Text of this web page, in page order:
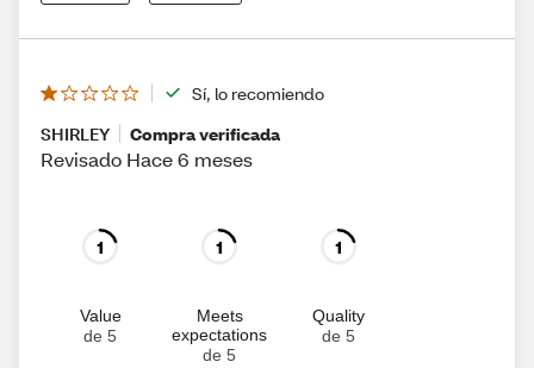
Sí, lo recomiendo
SHIRLEY
Compra verificada
Revisado Hace 6 meses
1
Value
de 5
1
Meets
expectations
de 5
1
Quality
de 5